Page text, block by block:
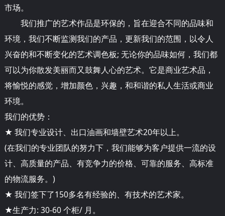
市场。
我们推广的艺术作品是环保的，旨在迎合不同的品味和
环境，我们不断监测我们的产品，更新我们的范围，以令人
兴奋的和不断变化的艺术调色板; 无论你的品味如何，我们都
可以为你散发美丽而又鼓舞人心的艺术。它是商业艺术品，
将愉悦的感觉，增加颜色，兴趣，和和谐的私人生活或商业
环境。
我们的优势：
★ 我们专业设计、出口油画和墙壁艺术20年以上。
(在我们的专业团队的努力下，我们能够为客户提供一流的设
计、高质量的产品、有竞争力的价格、可靠的服务、高标准
的物流服务。)
★ 我们签下了150多名有经验的、有技术的艺术家。
★生产力: 30-60 个柜/ 月。